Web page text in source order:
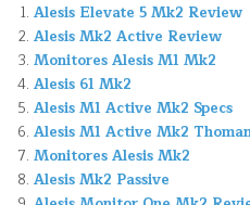
Alesis Elevate 5 Mk2 Review
Alesis Mk2 Active Review
Monitores Alesis M1 Mk2
Alesis 61 Mk2
Alesis M1 Active Mk2 Specs
Alesis M1 Active Mk2
Monitores Alesis Mk2
Alesis Mk2 Passive